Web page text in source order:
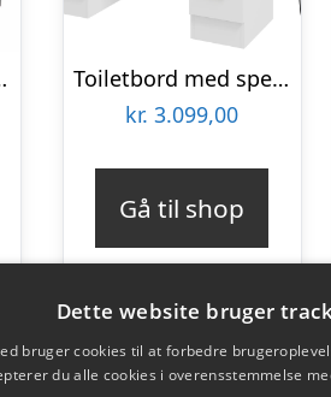
ben / lysegrå
Toiletbord med spejl og 12 led-lys, sminkebord med 7 skuffer, spånplade, hvid
kr. 3.099,00
Gå til shop
Dette website bruger
bruger cookies til at forbedre
du alle cookies i overensstemmelse